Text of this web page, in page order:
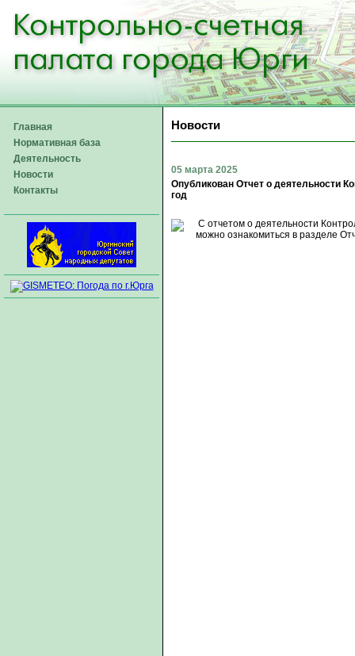
Главная
Нормативная база
Деятельность
Новости
Контакты
Новости
05 марта 2025
Опубликован Отчет о деятельности
год
С отчетом о деятельности
можно ознакомиться в разделе